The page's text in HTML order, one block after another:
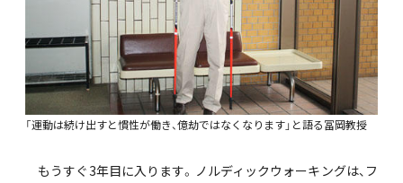
「運動は続け出すと慣性が働き、億劫ではなくなります」と語る冨岡教授
もうすぐ3年目に入ります。ノルディックウォーキングは、フ